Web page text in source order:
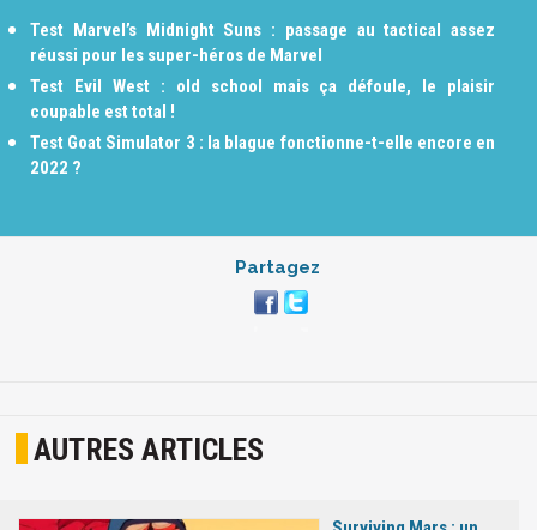
Test Marvel’s Midnight Suns : passage au tactical assez
réussi pour les super-héros de Marvel
Test Evil West : old school mais ça défoule, le plaisir
coupable est total !
Test Goat Simulator 3 : la blague fonctionne-t-elle encore en
2022 ?
Partagez
AUTRES ARTICLES